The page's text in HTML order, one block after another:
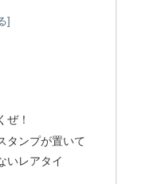
ぜ！
タンプが置いて
いレアタイ